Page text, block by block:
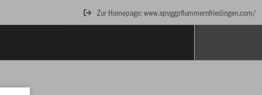
Zur Homepage: www.spvggpflummernfriedingen.com/